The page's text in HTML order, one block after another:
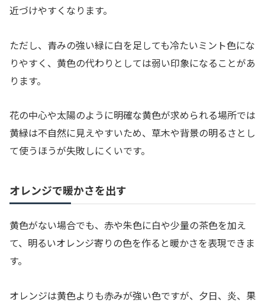
近づけやすくなります。
ただし、青みの強い緑に白を足しても冷たいミント色にな
りやすく、黄色の代わりとしては弱い印象になることがあ
ります。
花の中心や太陽のように明確な黄色が求められる場所では
黄緑は不自然に見えやすいため、草木や背景の明るさとし
て使うほうが失敗しにくいです。
オレンジで暖かさを出す
黄色がない場合でも、赤や朱色に白や少量の茶色を加え
て、明るいオレンジ寄りの色を作ると暖かさを表現できま
す。
オレンジは黄色よりも赤みが強い色ですが、夕日、炎、果